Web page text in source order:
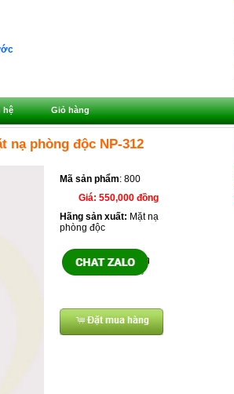
hệ Giỏ hàng
nạ phòng độc NP-312
Mã sản phẩm: 800
Giá: 550,000 đồng
Hãng sản xuất: Mặt nạ
phòng độc